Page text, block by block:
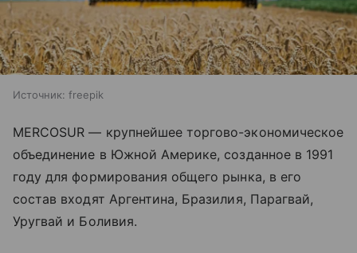
Источник: freepik
MERCOSUR — крупнейшее торгово-экономическое
объединение в Южной Америке, созданное в 1991
году для формирования общего рынка, в его
состав входят Аргентина, Бразилия, Парагвай,
Уругвай и Боливия.